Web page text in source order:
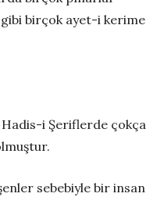
gibi birçok ayet-i kerime
i Şeriflerde çokça
sebebiyle bir insan